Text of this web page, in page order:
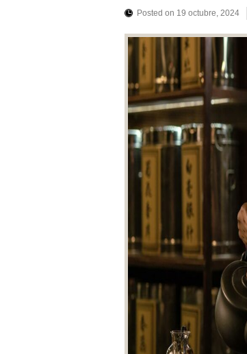
Posted on 19 octubre, 2024